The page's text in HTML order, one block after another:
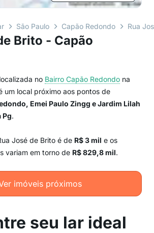
São Paulo Capão Redondo Rua
Brito - Capão
no Bairro Capão Redondo na
um local próximo aos pontos de
Emei Paulo Zingg e Jardim Lilah
Pg.
José de Brito é de R$ 3 mil e os
variam em torno de R$ 829,8 mil.
imóveis próximos
seu lar ideal